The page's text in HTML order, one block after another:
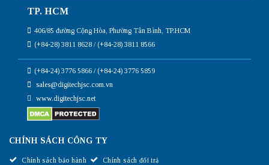
TP. HCM
406/85 đường Cộng Hòa, Phường Tân Bình, TP.HCM
(+84-28) 3811 8628 / (+84-28) 3811 8566
(+84-24) 3776 5866 / (+84-24) 3776 5859
sales@digitechjsc.com.vn
www.digitechjsc.net
CHÍNH SÁCH CÔNG TY
Chính sách bảo hành Chính sách đổi trả